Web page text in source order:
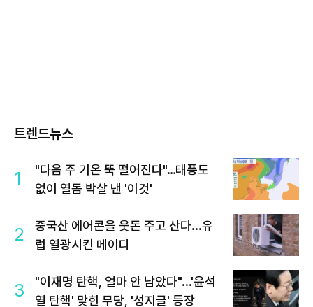
트렌드뉴스
1
"다음 주 기온 뚝 떨어진다"…태풍도
없이 열돔 박살 낸 '이것'
2
중국산 에어콘을 웃돈 주고 산다...유
럽 열광시킨 메이디
3
"이재명 탄핵, 얼마 안 남았다"...'윤석
열 탄핵' 맞힌 무당, '성지글' 등장